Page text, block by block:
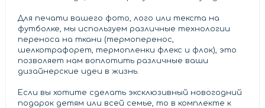
Для печати вашего фото, лого или текста на
футболке, мы используем различные технологии
переноса на ткани (термоперенос,
шелкотрафорет, термопленки флекс и флок), это
позволяет нам воплотить различные ваши
дизайнерские идеи в жизнь.
Если вы хотите сделать эксклюзивный новогодний
подарок детям или всей семье, то в комплекте к